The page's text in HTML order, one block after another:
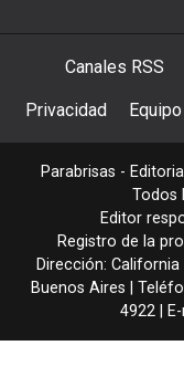
Canales RSS
Privacidad Equipo
Parabrisas -
Todos
Editor
Registro de la
Dirección: California
Buenos Aires |
4922 |